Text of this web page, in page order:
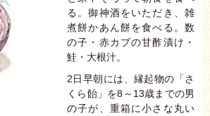
る。御神酒をいただき、雑
煮餅かあん餅を食べる。数
の子・赤カブの甘酢漬け・
鮭・大根汁。
2日早朝には、縁起物の「さ
くら飴」を8～13歳までの男
の子が、重箱に小さな丸い